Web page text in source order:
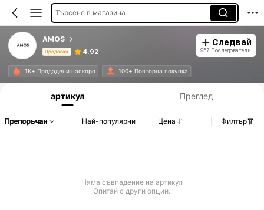
Търсене в магазина
AMOS
Продавач 4.92
Следвай
957 Последователи
1K+ Продадени наскоро 100+ Повторна покупка
артикул Преглед
Препоръчан Най-популярни Цена Филтър
Няма съвпадение на артикул
Опитай с други опции.